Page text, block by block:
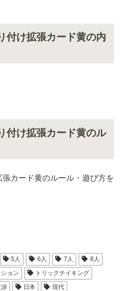
付け拡張カード黄の内
付け拡張カード黄のル
カード黄のルール・遊び方を
5人 6人 7人
8人
ョン
トリックテイキング
日本
現代